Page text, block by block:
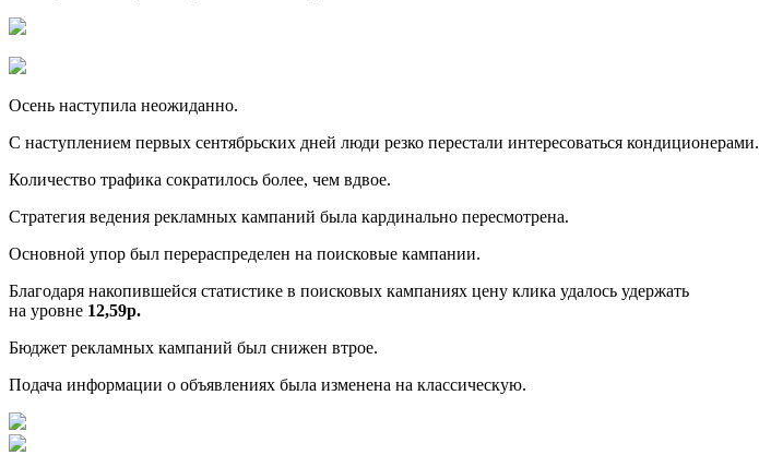
Осень наступила неожиданно.
С наступлением первых сентябрьских дней люди резко перестали интересоваться кондиционерами.
Количество трафика сократилось более, чем вдвое.
Стратегия ведения рекламных кампаний была кардинально пересмотрена.
Основной упор был перераспределен на поисковые кампании.
Благодаря накопившейся статистике в поисковых кампаниях цену клика удалось удержать
на уровне 12,59р.
Бюджет рекламных кампаний был снижен втрое.
Подача информации о объявлениях была изменена на классическую.